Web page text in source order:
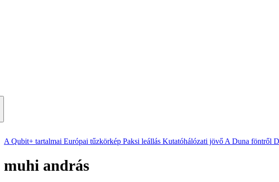
A Qubit+ tartalmai Európai tűzkörkép Paksi leállás Kutatóhálózati jövő A Duna föntről
muhi andrás